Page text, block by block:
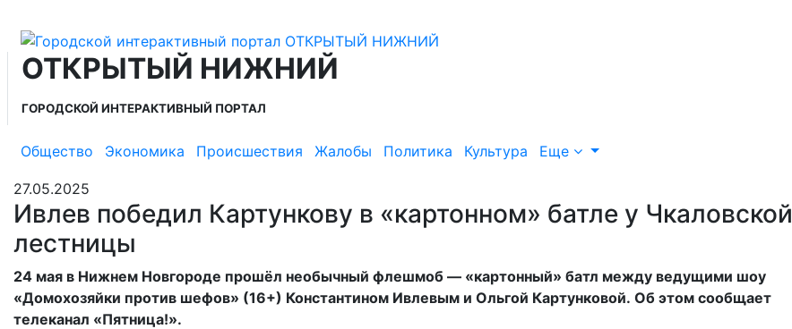
ОТКРЫТЫЙ НИЖНИЙ
ГОРОДСКОЙ ИНТЕРАКТИВНЫЙ ПОРТАЛ
Общество Экономика Происшествия Жалобы Политика Культура Еще
27.05.2025
Ивлев победил Картункову в «картонном» батле у Чкаловской
лестницы
24 мая в Нижнем Новгороде прошёл необычный флешмоб — «картонный» батл между ведущими шоу
«Домохозяйки против шефов» (16+) Константином Ивлевым и Ольгой Картунковой. Об этом сообщает
телеканал «Пятница!».